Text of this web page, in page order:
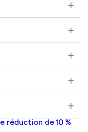
réduction de 10 %